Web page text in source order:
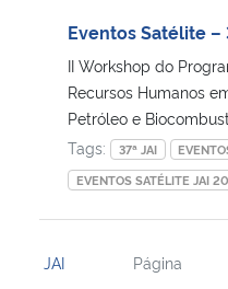
Eventos Satélite –
II Workshop do
Recursos Humanos
Petróleo e
Tags:
37ª JAI
EVENTOS SATÉLITE JAI
JAI Página